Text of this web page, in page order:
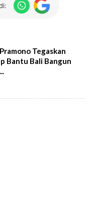
Tegaskan
Bantu Bali Bangun